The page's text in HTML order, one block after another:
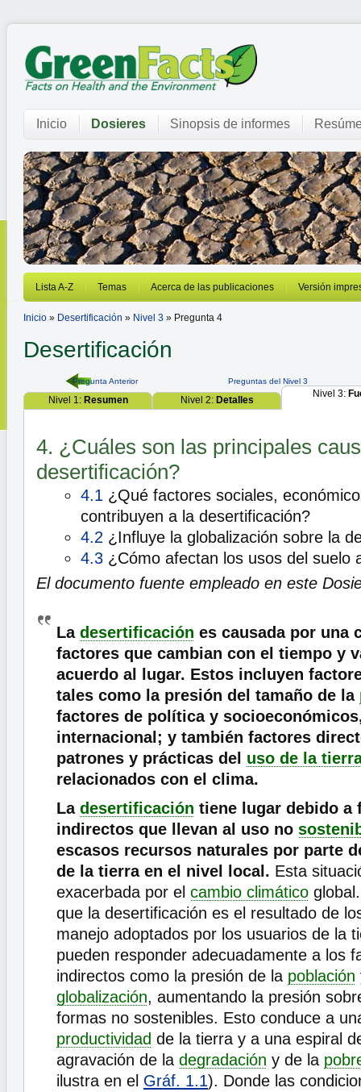
Inicio Dosieres Sinopsis de informes
Lista A-Z Temas Acerca de las publicaciones Versión
Inicio » Desertificación » Nivel 3 » Pregunta 4
Desertificación
Pregunta Anterior Preguntas del Nivel 3
Nivel 1: Resumen Nivel 2: Detalles
Nivel 3:
4. ¿Cuáles son las principales
desertificación?
4.1 ¿Qué factores sociales,
contribuyen a la desertificación?
4.2 ¿Influye la globalización sobre la
4.3 ¿Cómo afectan los usos del suelo
El documento fuente empleado en este
La desertificación es causada por una
factores que cambian con el tiempo y
acuerdo al lugar. Estos incluyen
tales como la presión del tamaño de la
factores de política y
internacional; y también factores
patrones y prácticas del uso de la
relacionados con el clima.
La desertificación tiene lugar debido a
indirectos que llevan al uso no
escasos recursos naturales por parte
de la tierra en el nivel local. Esta
exacerbada por el cambio climático
que la desertificación es el resultado de
manejo adoptados por los usuarios de la
pueden responder adecuadamente a los
indirectos como la presión de la población
globalización, aumentando la presión
formas no sostenibles. Esto conduce a
productividad de la tierra y a una espiral
agravación de la degradación y de la
ilustra en el Gráf. 1.1). Donde las